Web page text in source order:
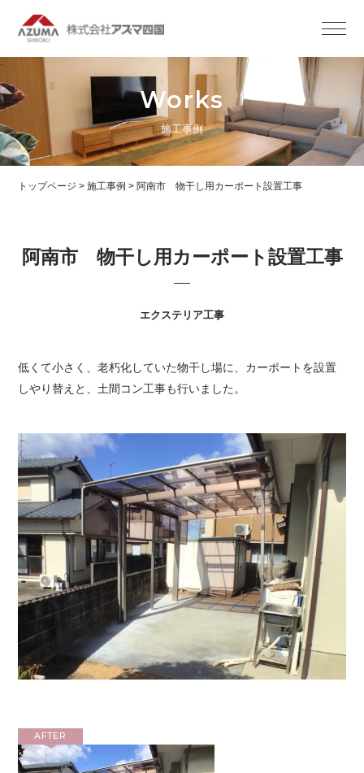
Works
施工事例
トップページ >施工事例 > 阿南市 物干し用カーポート設置工事
阿南市 物干し用カーポート設置工事
エクステリア工事
低くて小さく、老朽化していた物干し場に、カーポートを設置
しやり替えと、土間コン工事も行いました。
AFTER